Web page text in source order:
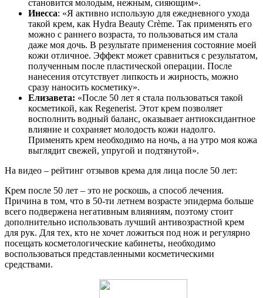
становится молодым, нежным, сияющим».
Инесса: «Я активно использую для ежедневного ухода
такой крем, как Hydra Beauty Crème. Так применять его
можно с раннего возраста, то пользоваться им стала
даже моя дочь. В результате применения состояние моей
кожи отличное. Эффект может сравниться с результатом,
полученным после пластической операции. После
нанесения отсутствует липкость и жирность, можно
сразу наносить косметику».
Елизавета: «После 50 лет я стала пользоваться такой
косметикой, как Regenerist. Этот крем позволяет
восполнить водный баланс, оказывает антиоксидантное
влияние и сохраняет молодость кожи надолго.
Применять крем необходимо на ночь, а на утро моя кожа
выглядит свежей, упругой и подтянутой».
На видео – рейтинг отзывов крема для лица после 50 лет:
Крем после 50 лет – это не роскошь, а способ лечения.
Причина в том, что в 50-ти летнем возрасте эпидерма больше
всего подвержена негативным влияниям, поэтому стоит
дополнительно использовать лучший антивозрастной крем
для рук. Для тех, кто не хочет ложиться под нож и регулярно
посещать косметологические кабинеты, необходимо
воспользоваться представленными косметическими
средствами.